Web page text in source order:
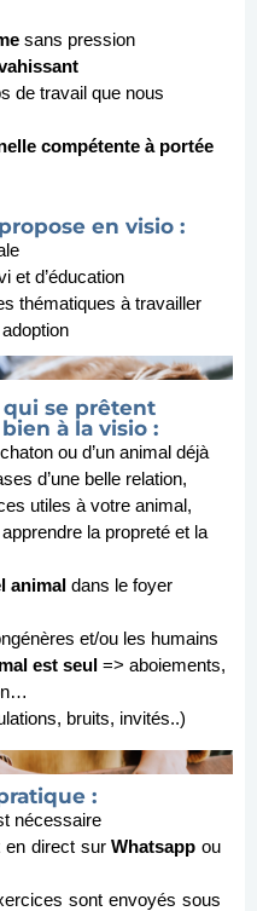
sans pression
de travail que nous
compétente à portée
en visio :
et d’éducation
thématiques à travailler
se prêtent
à la visio :
ou d’un animal déjà
d’une belle relation,
utiles à votre animal,
la propreté et la
animal dans le foyer
et/ou les humains
est seul => aboiements,
bruits, invités..)
:
nécessaire
en direct surWhatsapp ou
sont envoyés sous